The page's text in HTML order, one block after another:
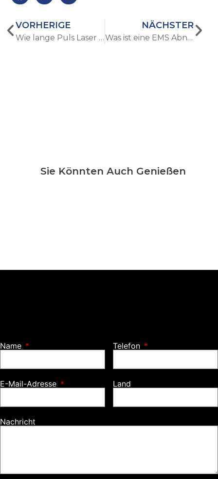
VORHERIGE
Wie lange Puls Laser Haarentfernung unterscheidet sich von kurzen Puls Techniken
NÄCHSTER
Was ist eine EMS Abnehmen Maschine und wie funktioniert es?
Sie Könnten Auch Genießen
Name Telefon
E-Mail-Adresse Land
Nachricht